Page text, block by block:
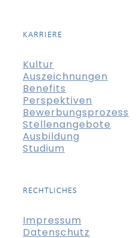
KARRIERE
Kultur
Auszeichnungen
Benefits
Perspektiven
Bewerbungsprozess
Stellenangebote
Ausbildung
Studium
RECHTLICHES
Impressum
Datenschutz